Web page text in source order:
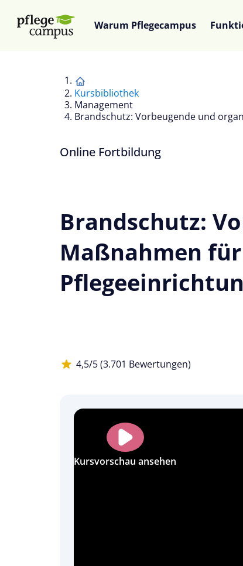
Warum Pflegecampus
Kursbibliothek
Management
Brandschutz: Vorbeugende und
Online Fortbildung
Brandschutz:
Maßnahmen
4,5/5 (3.701 Bewertungen)
Kursvorschau ansehen